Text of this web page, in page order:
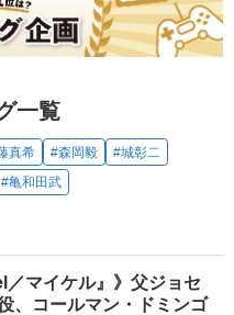
一覧
真希 #森岡毅
#城彰二
#亀和田武
／マイケル』》父ジョセ
、コールマン・ドミンゴ